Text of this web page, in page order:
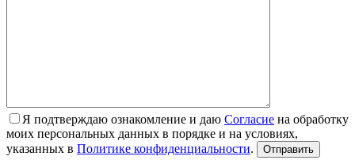
Я подтверждаю ознакомление и даю Согласие на обработку
моих персональных данных в порядке и на условиях,
указанных в Политике конфиденциальности.